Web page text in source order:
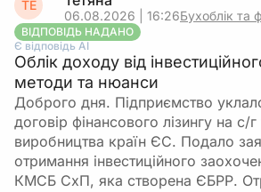
ТЕ
06.08.2026 | 16:26Бухоблік та
ВІДПОВІДЬ НАДАНО
Є відповідь АІ
Облік доходу від
методи та нюанси
Доброго дня. Підприємство
договір фінансового лізингу на с/г
виробництва країн ЄС. Подало
отримання інвестиційного
КМСБ СхП, яка створена ЄБРР.